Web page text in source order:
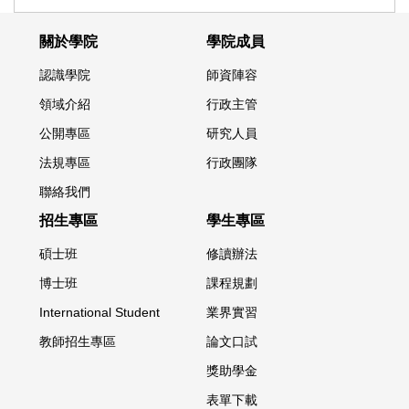
關於學院
認識學院
領域介紹
公開專區
法規專區
聯絡我們
學院成員
師資陣容
行政主管
研究人員
行政團隊
招生專區
碩士班
博士班
International Student
教師招生專區
學生專區
修讀辦法
課程規劃
業界實習
論文口試
獎助學金
表單下載